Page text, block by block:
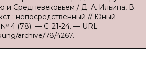
и Средневековьем / Д. А. Ильина, В.
: непосредственный // Юный
4 (78). — С. 21-24. — URL:
archive/78/4267.